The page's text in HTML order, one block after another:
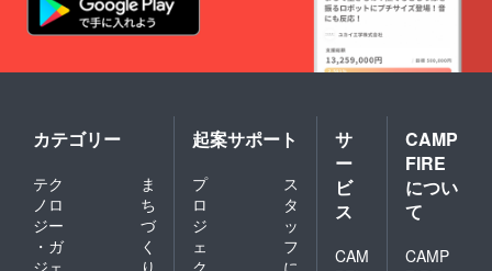
カテゴリー
テク
ノロ
ジー
・ガ
ジェ
ま
ち
づ
く
り
起案サポート
プ
ロ
ジ
ェ
ク
ス
タ
ッ
フ
に
サ
ー
ビ
ス
CAM
CAMP
FIRE
につい
て
CAMP